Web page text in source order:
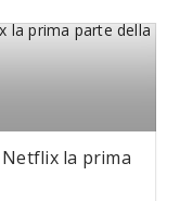
la prima